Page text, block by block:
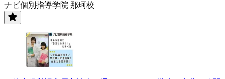
ナビ個別指導学院 那珂校